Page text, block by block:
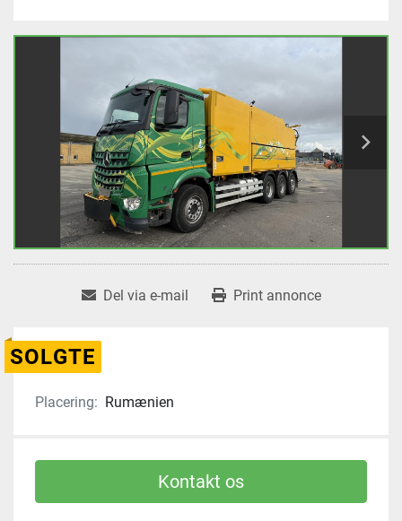
Del via e-mail Print annonce
SOLGTE
Placering: Rumænien
Kontakt os